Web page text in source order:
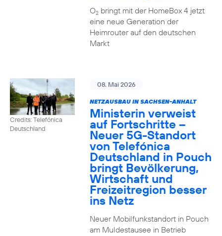
O2bringt mit der HomeBox 4 jetzt
eine neue Generation der
Heimrouter auf den deutschen
Markt
Credits: Telefónica
Deutschland
08. Mai 2026
NETZAUSBAU IN SACHSEN-ANHALT
Ministerin verweist
auf Fortschritte –
Neuer 5G-Standort
von Telefónica
Deutschland in Pouch
bringt Bevölkerung,
Wirtschaft und
Freizeitregion besser
ins Netz
Neuer Mobilfunkstandort in Pouch
am Muldestausee in Betrieb